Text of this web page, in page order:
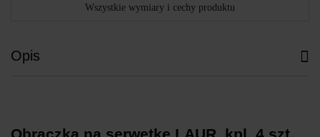
Wszystkie wymiary i cechy produktu
Opis
Obrączka na serwetkę LAUR, kpl. 4 szt.